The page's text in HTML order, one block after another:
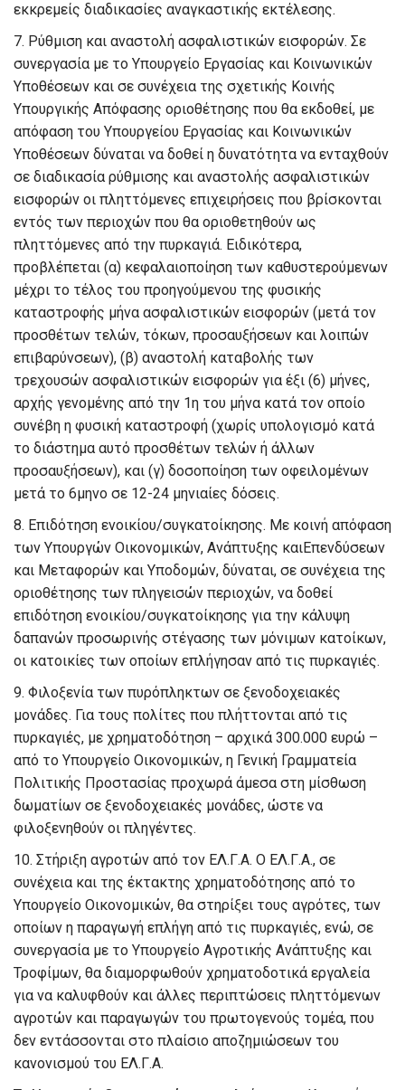
εκκρεμείς διαδικασίες αναγκαστικής εκτέλεσης.
7. Ρύθμιση και αναστολή ασφαλιστικών εισφορών. Σε
συνεργασία με το Υπουργείο Εργασίας και Κοινωνικών
Υποθέσεων και σε συνέχεια της σχετικής Κοινής
Υπουργικής Απόφασης οριοθέτησης που θα εκδοθεί, με
απόφαση του Υπουργείου Εργασίας και Κοινωνικών
Υποθέσεων δύναται να δοθεί η δυνατότητα να ενταχθούν
σε διαδικασία ρύθμισης και αναστολής ασφαλιστικών
εισφορών οι πληττόμενες επιχειρήσεις που βρίσκονται
εντός των περιοχών που θα οριοθετηθούν ως
πληττόμενες από την πυρκαγιά. Ειδικότερα,
προβλέπεται (α) κεφαλαιοποίηση των καθυστερούμενων
μέχρι το τέλος του προηγούμενου της φυσικής
καταστροφής μήνα ασφαλιστικών εισφορών (μετά τον
προσθέτων τελών, τόκων, προσαυξήσεων και λοιπών
επιβαρύνσεων), (β) αναστολή καταβολής των
τρεχουσών ασφαλιστικών εισφορών για έξι (6) μήνες,
αρχής γενομένης από την 1η του μήνα κατά τον οποίο
συνέβη η φυσική καταστροφή (χωρίς υπολογισμό κατά
το διάστημα αυτό προσθέτων τελών ή άλλων
προσαυξήσεων), και (γ) δοσοποίηση των οφειλομένων
μετά το 6μηνο σε 12-24 μηνιαίες δόσεις.
8. Επιδότηση ενοικίου/συγκατοίκησης. Με κοινή απόφαση
των Υπουργών Οικονομικών, Ανάπτυξης καιΕπενδύσεων
και Μεταφορών και Υποδομών, δύναται, σε συνέχεια της
οριοθέτησης των πληγεισών περιοχών, να δοθεί
επιδότηση ενοικίου/συγκατοίκησης για την κάλυψη
δαπανών προσωρινής στέγασης των μόνιμων κατοίκων,
οι κατοικίες των οποίων επλήγησαν από τις πυρκαγιές.
9. Φιλοξενία των πυρόπληκτων σε ξενοδοχειακές
μονάδες. Για τους πολίτες που πλήττονται από τις
πυρκαγιές, με χρηματοδότηση – αρχικά 300.000 ευρώ –
από το Υπουργείο Οικονομικών, η Γενική Γραμματεία
Πολιτικής Προστασίας προχωρά άμεσα στη μίσθωση
δωματίων σε ξενοδοχειακές μονάδες, ώστε να
φιλοξενηθούν οι πληγέντες.
10. Στήριξη αγροτών από τον ΕΛ.Γ.Α. Ο ΕΛ.Γ.Α., σε
συνέχεια και της έκτακτης χρηματοδότησης από το
Υπουργείο Οικονομικών, θα στηρίξει τους αγρότες, των
οποίων η παραγωγή επλήγη από τις πυρκαγιές, ενώ, σε
συνεργασία με το Υπουργείο Αγροτικής Ανάπτυξης και
Τροφίμων, θα διαμορφωθούν χρηματοδοτικά εργαλεία
για να καλυφθούν και άλλες περιπτώσεις πληττόμενων
αγροτών και παραγωγών του πρωτογενούς τομέα, που
δεν εντάσσονται στο πλαίσιο αποζημιώσεων του
κανονισμού του ΕΛ.Γ.Α.